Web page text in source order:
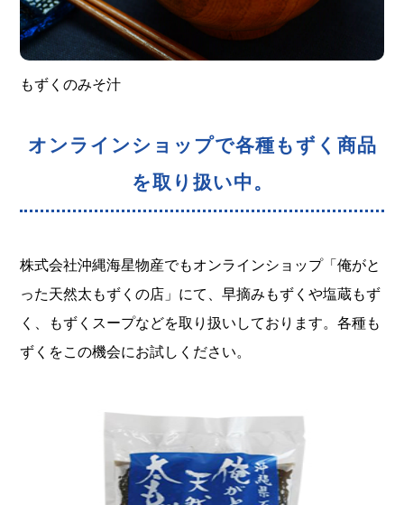
もずくのみそ汁
オンラインショップで各種もずく商品
を取り扱い中。
株式会社沖縄海星物産でもオンラインショップ「俺がと
った天然太もずくの店」にて、早摘みもずくや塩蔵もず
く、もずくスープなどを取り扱いしております。各種も
ずくをこの機会にお試しください。